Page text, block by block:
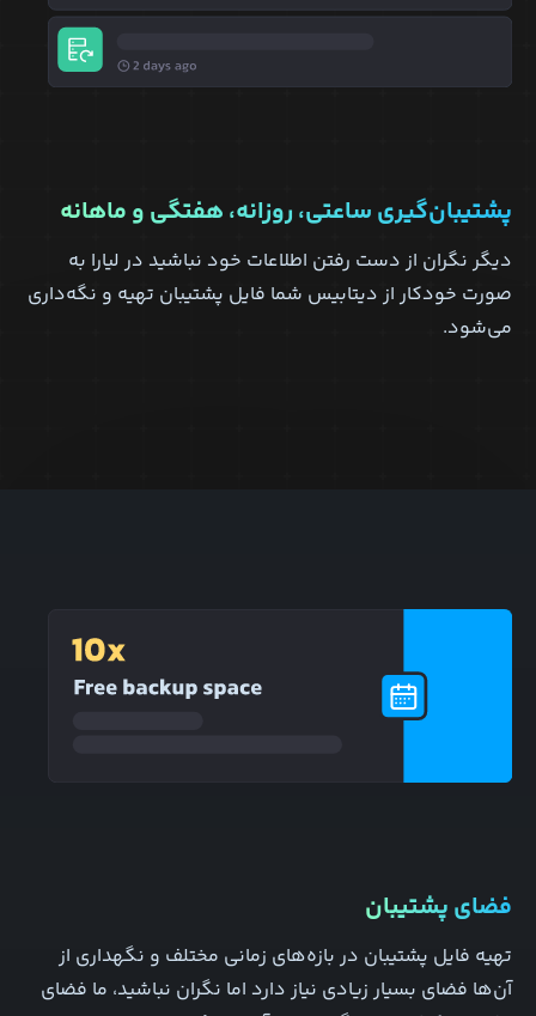
پشتیبان‌گیری ساعتی، روزانه، هفتگی و ماهانه
دیگر نگران از دست رفتن اطلاعات خود نباشید در لیارا به
صورت خودکار از دیتابیس شما فایل پشتیبان تهیه و نگه‌داری
می‌شود.
فضای پشتیبان
تهیه فایل پشتیبان در بازه‌های زمانی مختلف و نگهداری از
آن‌ها فضای بسیار زیادی نیاز دارد اما نگران نباشید، ما فضای